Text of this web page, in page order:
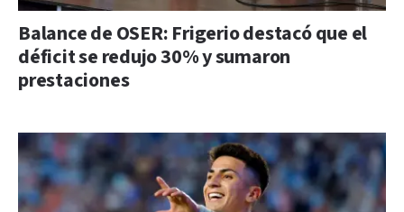
Balance de OSER: Frigerio destacó que el
déficit se redujo 30% y sumaron
prestaciones